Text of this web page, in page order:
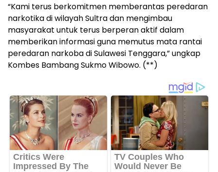
“Kami terus berkomitmen memberantas peredaran
narkotika di wilayah Sultra dan mengimbau
masyarakat untuk terus berperan aktif dalam
memberikan informasi guna memutus mata rantai
peredaran narkoba di Sulawesi Tenggara,” ungkap
Kombes Bambang Sukmo Wibowo. (**)